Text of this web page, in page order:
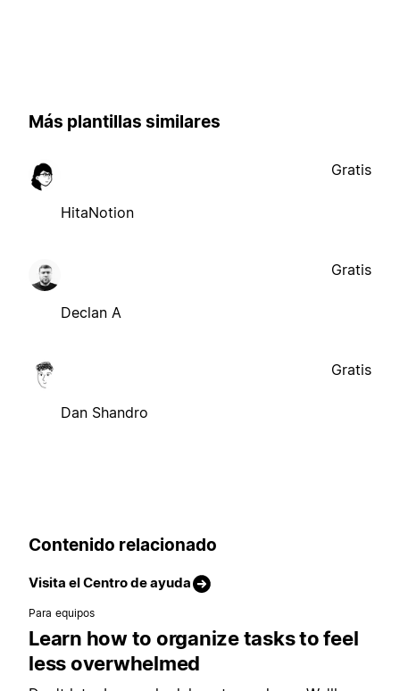
Más plantillas similares
HitaNotion
Gratis
Declan A
Gratis
Dan Shandro
Gratis
Contenido relacionado
Visita el Centro de ayuda
Para equipos
Learn how to organize tasks to feel
less overwhelmed